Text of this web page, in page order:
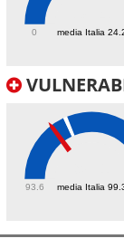
media Italia
0
media Italia
93.6